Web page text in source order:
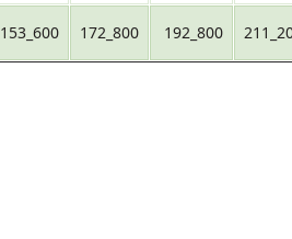
153_600 172_800 192_800